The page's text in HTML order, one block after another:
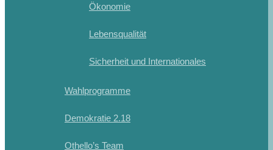
Ökonomie
Lebensqualität
Sicherheit und Internationales
Wahlprogramme
Demokratie 2.18
Othello’s Team